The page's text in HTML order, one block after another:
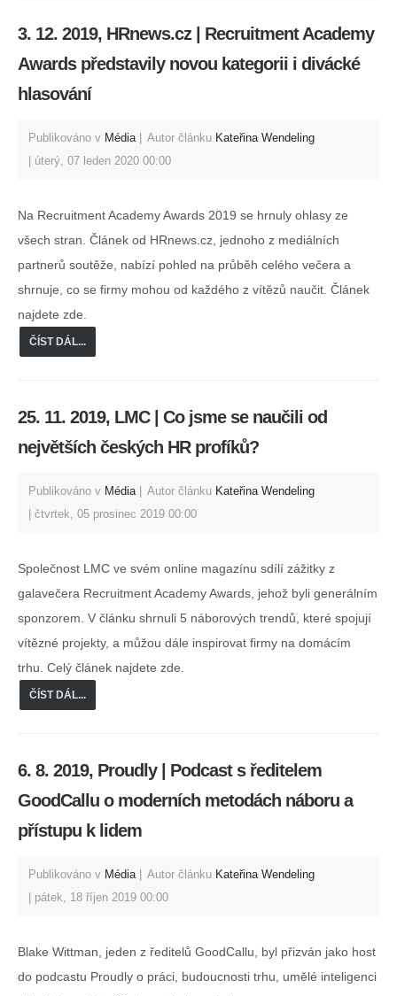
3. 12. 2019, HRnews.cz | Recruitment Academy
Awards představily novou kategorii i divácké
hlasování
Publikováno v Média Autor článku Kateřina Wendeling
úterý, 07 leden 2020 00:00
Na Recruitment Academy Awards 2019 se hrnuly ohlasy ze
všech stran. Článek od HRnews.cz, jednoho z mediálních
partnerů soutěže, nabízí pohled na průběh celého večera a
shrnuje, co se firmy mohou od každého z vítězů naučit. Článek
najdete zde.
ČÍST DÁL...
25. 11. 2019, LMC | Co jsme se naučili od
největších českých HR profíků?
Publikováno v Média Autor článku Kateřina Wendeling
čtvrtek, 05 prosinec 2019 00:00
Společnost LMC ve svém online magazínu sdílí zážitky z
galavečera Recruitment Academy Awards, jehož byli generálním
sponzorem. V článku shrnuli 5 náborových trendů, které spojují
vítězné projekty, a můžou dále inspirovat firmy na domácím
trhu. Celý článek najdete zde.
ČÍST DÁL...
6. 8. 2019, Proudly | Podcast s ředitelem
GoodCallu o moderních metodách náboru a
přístupu k lidem
Publikováno v Média Autor článku Kateřina Wendeling
pátek, 18 říjen 2019 00:00
Blake Wittman, jeden z ředitelů GoodCallu, byl přizván jako host
do podcastu Proudly o práci, budoucnosti trhu, umělé inteligenci